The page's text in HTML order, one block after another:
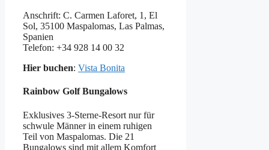
Anschrift: C. Carmen Laforet, 1, El
Sol, 35100 Maspalomas, Las Palmas,
Spanien
Telefon: +34 928 14 00 32
Hier buchen: Vista Bonita
Rainbow Golf Bungalows
Exklusives 3-Sterne-Resort nur für
schwule Männer in einem ruhigen
Teil von Maspalomas. Die 21
Bungalows sind mit allem Komfort